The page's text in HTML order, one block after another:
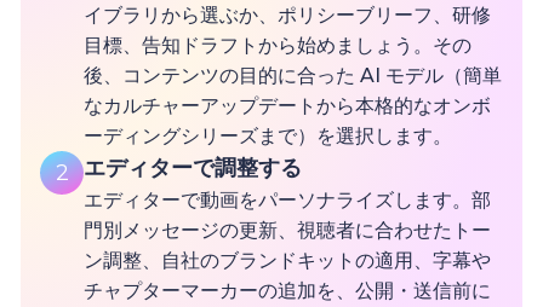
イブラリから選ぶか、ポリシーブリーフ、研修
目標、告知ドラフトから始めましょう。その
後、コンテンツの目的に合った AI モデル（簡単
なカルチャーアップデートから本格的なオンボ
ーディングシリーズまで）を選択します。
2 エディターで調整する
エディターで動画をパーソナライズします。部
門別メッセージの更新、視聴者に合わせたトー
ン調整、自社のブランドキットの適用、字幕や
チャプターマーカーの追加を、公開・送信前に